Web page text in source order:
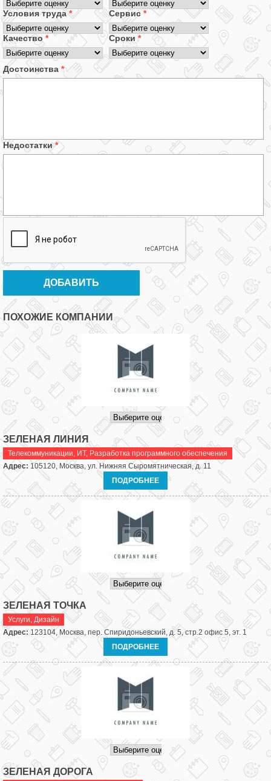
Условия труда * Сервис *
Качество * Сроки *
Достоинства *
Недостатки*
ПОХОЖИЕ КОМПАНИИ
ЗЕЛЕНАЯ ЛИНИЯ
Телекоммуникации, ИТ, Разработка программного обеспечения
Адрес: 105120, Москва, ул. Нижняя Сыромятническая, д. 11
ПОДРОБНЕЕ
ЗЕЛЕНАЯ ТОЧКА
Услуги, Дизайн
Адрес: 123104, Москва, пер. Спиридоньевский, д. 5, стр.2 офис 5, эт. 1
ПОДРОБНЕЕ
ЗЕЛЕНАЯ ДОРОГА